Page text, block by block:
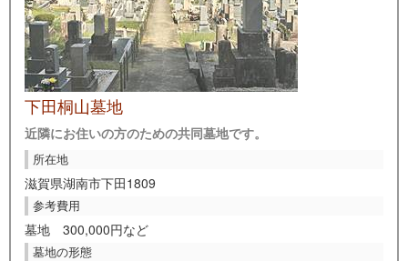
下田桐山墓地
近隣にお住いの方のための共同墓地です。
所在地
滋賀県湖南市下田1809
参考費用
墓地 300,000円など
墓地の形態